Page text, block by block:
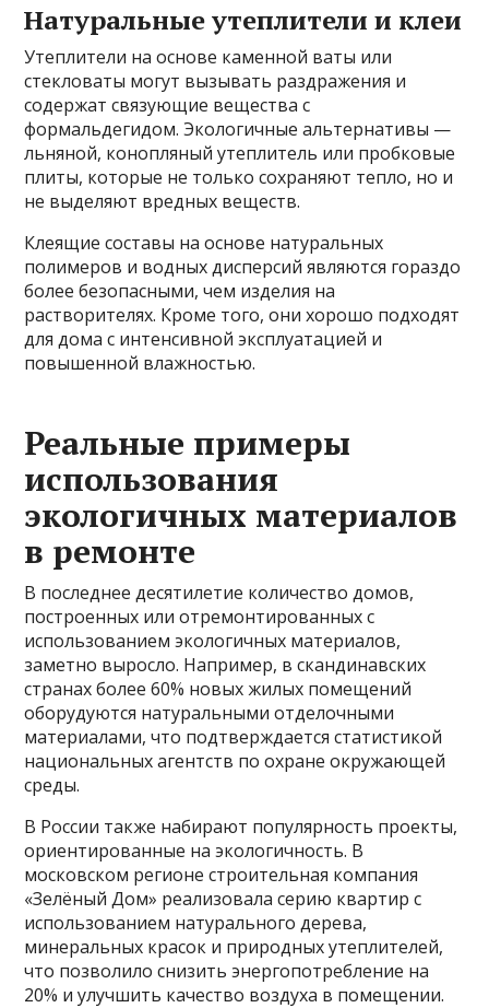
Натуральные утеплители и клеи
Утеплители на основе каменной ваты или
стекловаты могут вызывать раздражения и
содержат связующие вещества с
формальдегидом. Экологичные альтернативы —
льняной, конопляный утеплитель или пробковые
плиты, которые не только сохраняют тепло, но и
не выделяют вредных веществ.
Клеящие составы на основе натуральных
полимеров и водных дисперсий являются гораздо
более безопасными, чем изделия на
растворителях. Кроме того, они хорошо подходят
для дома с интенсивной эксплуатацией и
повышенной влажностью.
Реальные примеры
использования
экологичных материалов
в ремонте
В последнее десятилетие количество домов,
построенных или отремонтированных с
использованием экологичных материалов,
заметно выросло. Например, в скандинавских
странах более 60% новых жилых помещений
оборудуются натуральными отделочными
материалами, что подтверждается статистикой
национальных агентств по охране окружающей
среды.
В России также набирают популярность проекты,
ориентированные на экологичность. В
московском регионе строительная компания
«Зелёный Дом» реализовала серию квартир с
использованием натурального дерева,
минеральных красок и природных утеплителей,
что позволило снизить энергопотребление на
20% и улучшить качество воздуха в помещении.